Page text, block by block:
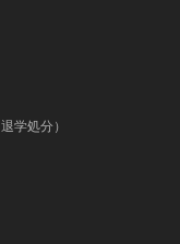
学処分）